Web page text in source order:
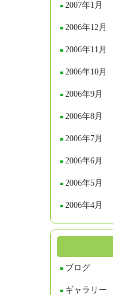
2007年1月
2006年12月
2006年11月
2006年10月
2006年9月
2006年8月
2006年7月
2006年6月
2006年5月
2006年4月
ブログ
ギャラリー